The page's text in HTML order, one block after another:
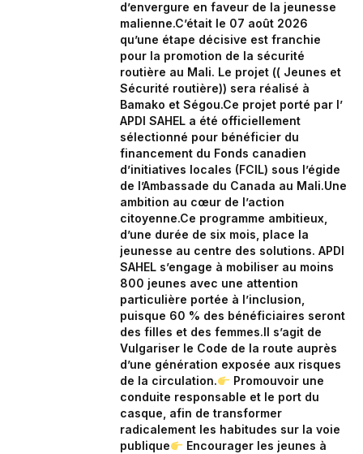
d’envergure en faveur de la jeunesse
malienne.‎‎C’était le 07 août 2026
qu’une étape décisive est franchie
pour la promotion de la sécurité
routière au Mali. Le projet (( Jeunes et
Sécurité routière)) sera réalisé à
Bamako et Ségou.‎Ce projet porté par l’
APDI SAHEL a été officiellement
sélectionné pour bénéficier du
financement du Fonds canadien
d’initiatives locales (FCIL) sous l’égide
de l’Ambassade du Canada au Mali.‎Une
ambition au cœur de l’action
citoyenne.‎Ce programme ambitieux,
d’une durée de six mois, place la
jeunesse au centre des solutions. APDI
SAHEL s’engage à mobiliser au moins
800 jeunes avec une attention
particulière portée à l’inclusion,
puisque 60 % des bénéficiaires seront
des filles et des femmes.‎‎Il s’agit de
Vulgariser le Code de la route auprès
d’une génération exposée aux risques
de la circulation.‎
Promouvoir une
conduite responsable et le port du
casque, afin de transformer
radicalement les habitudes sur la voie
publique‎
Encourager les jeunes à